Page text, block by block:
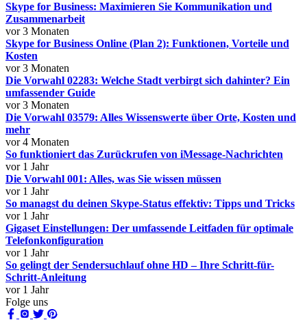
Skype for Business: Maximieren Sie Kommunikation und
Zusammenarbeit
vor 3 Monaten
Skype for Business Online (Plan 2): Funktionen, Vorteile und
Kosten
vor 3 Monaten
Die Vorwahl 02283: Welche Stadt verbirgt sich dahinter? Ein
umfassender Guide
vor 3 Monaten
Die Vorwahl 03579: Alles Wissenswerte über Orte, Kosten und
mehr
vor 4 Monaten
So funktioniert das Zurückrufen von iMessage-Nachrichten
vor 1 Jahr
Die Vorwahl 001: Alles, was Sie wissen müssen
vor 1 Jahr
So managst du deinen Skype-Status effektiv: Tipps und Tricks
vor 1 Jahr
Gigaset Einstellungen: Der umfassende Leitfaden für optimale
Telefonkonfiguration
vor 1 Jahr
So gelingt der Sendersuchlauf ohne HD – Ihre Schritt-für-
Schritt-Anleitung
vor 1 Jahr
Folge uns